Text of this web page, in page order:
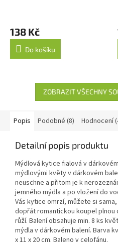
138 Kč
Do košíku
ZOBRAZIT VŠECHNY
Popis Podobné (8) Hodnocení
Detailní popis produktu
Mýdlová kytice fialová v
mýdlovými květy v dárkovém
neuschne a přitom je k
jemného mýdla a po vložení do
Vás kytice omrzí, můžete si
dopřát romantickou koupel
růží. Balení obsahuje min. 8 ks
mýdla v dárkovém balení. Barva
x 11 x 20 cm. Baleno v celofánu.